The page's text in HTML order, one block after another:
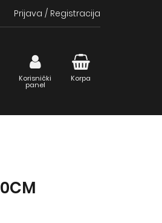
Prijava / Registracija
Korisnički
panel
Korpa